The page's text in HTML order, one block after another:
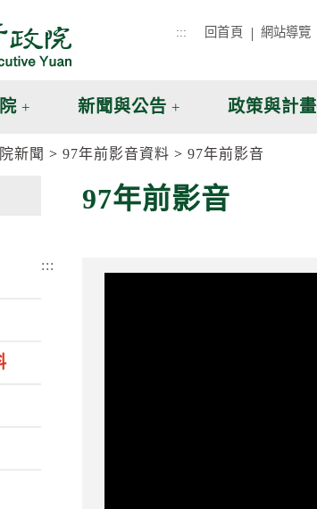
::: 回首頁 網站導覽
新聞與公告 政策與計畫
新聞 97年前影音資料 97年前影音
97年前影音
:::